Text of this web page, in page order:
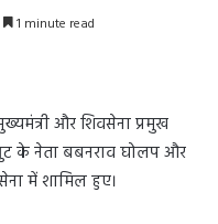
1 minute read
और शिवसेना प्रमुख
के नेता बबनराव घोलप और
में शामिल हुए।